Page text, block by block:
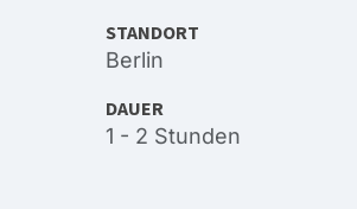
STANDORT
Berlin
DAUER
1 - 2 Stunden